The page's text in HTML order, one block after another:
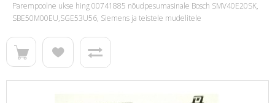
Parempoolne ukse hing 00741885 nõudpesumasinale Bosch SMV40E20SK,
SBE50M00EU,SGE53U56, Siemens ja teistele mudelitele